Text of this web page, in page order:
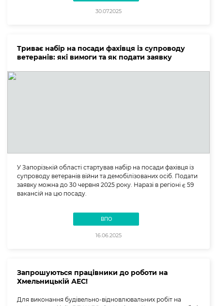
30.07.2025
Триває набір на посади фахівця із супроводу
ветеранів: які вимоги та як подати заявку
У Запорізькій області стартував набір на посади фахівця із
супроводу ветеранів війни та демобілізованих осіб. Подати
заявку можна до 30 червня 2025 року. Наразі в регіоні є 59
вакансій на цю посаду.
ВПО
16.06.2025
Запрошуються працівники до роботи на
Хмельницькій АЕС!
Для виконання будівельно-відновлювальних робіт на